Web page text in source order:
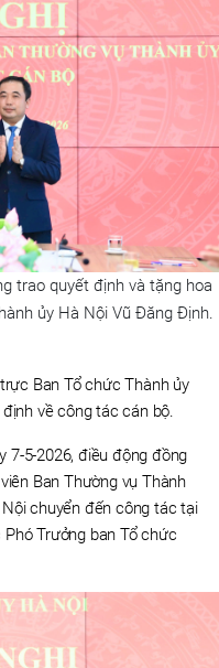
trao quyết định và tặng hoa
ủy Hà Nội Vũ Đăng Định.
Ban Tổ chức Thành ủy
về công tác cán bộ.
7-5-2026, điều động đồng
Ban Thường vụ Thành
chuyển đến công tác tại
Trưởng ban Tổ chức